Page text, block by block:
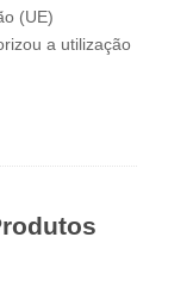
(UE)
a utilização